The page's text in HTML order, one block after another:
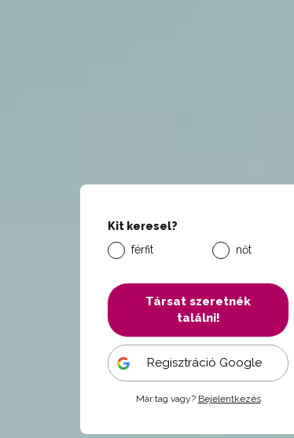
Kit keresel?
férfit
nőt
Társat szeretnék
találni!
Regisztráció Google
Már tag vagy? Bejelentkezés